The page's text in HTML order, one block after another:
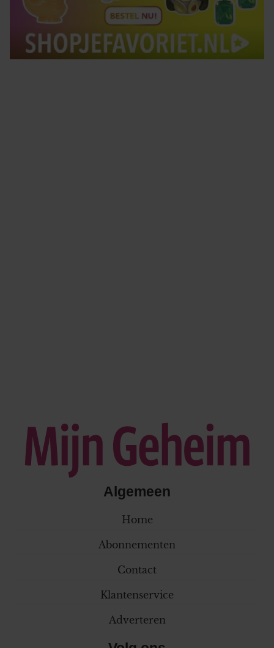
Algemeen
Home
Abonnementen
Contact
Klantenservice
Adverteren